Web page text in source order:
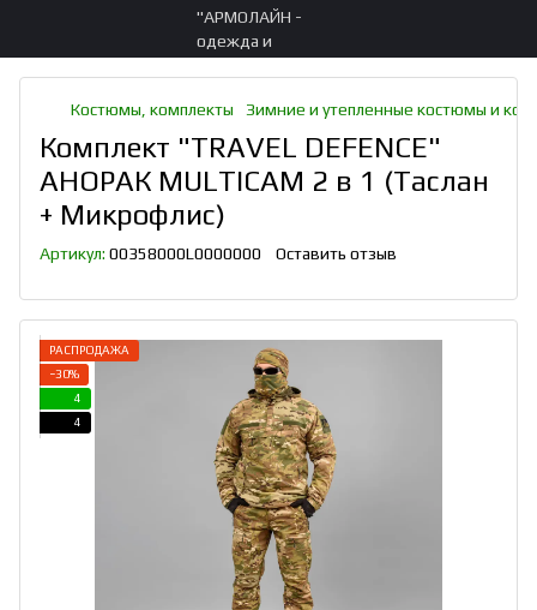
Костюмы, комплекты Зимние и утепленные костюмы и
Комплект "TRAVEL DEFENCE"
АНОРАК MULTICAM 2 в 1 (Таслан
+ Микрофлис)
Артикул: 00358000L0000000 Оставить отзыв
РАСПРОДАЖА
−30%
4
4